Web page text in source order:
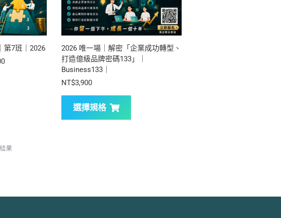
第7班｜2026
2026 唯一場｜解密「企業成功轉型、
打造億級品牌密碼133」｜
Business133｜
NT$3,900
選擇規格
果